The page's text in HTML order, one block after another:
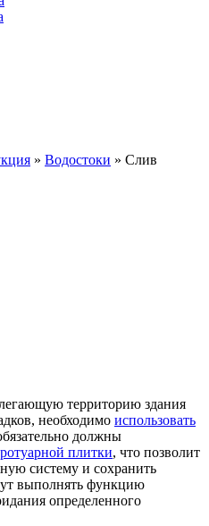
» Водостоки » Слив
территорию здания
необходимо использовать
должны
плитки, что позволит
систему и сохранить
выполнять функцию
определенного